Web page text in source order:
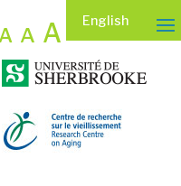
English
A A A